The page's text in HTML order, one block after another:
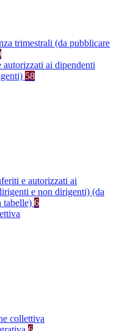
trimestrali (da pubblicare
ai dipendenti
58
e autorizzati ai
e non dirigenti) (da
tabelle) 6
collettiva